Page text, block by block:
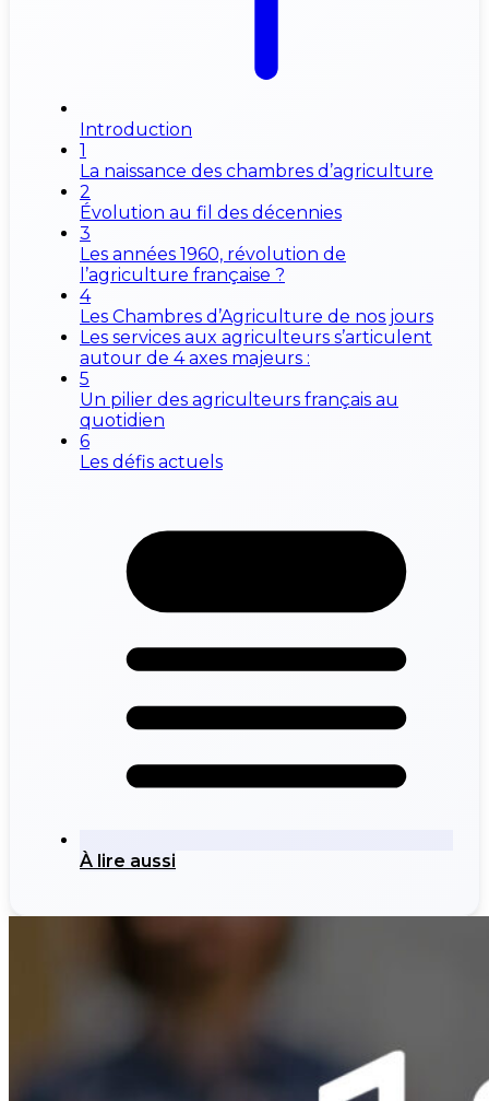
Introduction
1
La naissance des chambres d’agriculture
2
Évolution au fil des décennies
3
Les années 1960, révolution de
l’agriculture française ?
4
Les Chambres d’Agriculture de nos jours
Les services aux agriculteurs s’articulent
autour de 4 axes majeurs :
5
Un pilier des agriculteurs français au
quotidien
6
Les défis actuels
À lire aussi